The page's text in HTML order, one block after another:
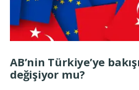
AB’nin Türkiye’ye
değişiyor mu?